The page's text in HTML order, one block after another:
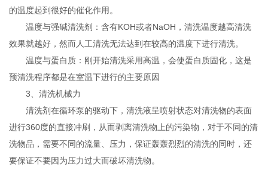
的温度起到很好的催化作用。
温度与强碱清洗剂：含有KOH或者NaOH，清洗温度越高清洗
效果就越好，然而人工清洗无法达到在较高的温度下进行清洗。
温度与蛋白质：刚开始清洗采用高温，会使蛋白质固化，这是
预清洗程序都是在室温下进行的主要原因
3、清洗机械力
清洗剂在循环泵的驱动下，清洗液呈喷射状态对清洗物的表面
进行360度的直接冲刷，从而剥离清洗物上的污染物，对于不同的清
洗物品，需要不同的流量、压力，保证轰轰烈烈的清洗的同时，还
要保证不要因为压力过大而破坏清洗物。